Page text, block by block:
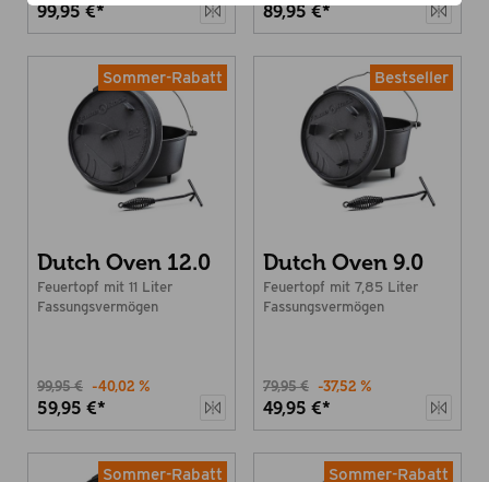
99,95 €* 89,95 €*
Sommer-Rabatt
Dutch Oven 12.0
Feuertopf mit 11 Liter
Fassungsvermögen
59,95 €*
99,95 € -40,02 %
Bestseller
Dutch Oven 9.0
Feuertopf mit 7,85 Liter
Fassungsvermögen
49,95 €*
79,95 € -37,52 %
Sommer-Rabatt Sommer-Rabatt